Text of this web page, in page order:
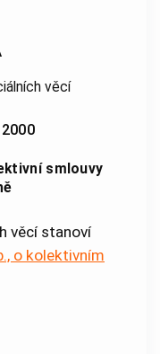
věcí
smlouvy
věcí stanoví
o kolektivním